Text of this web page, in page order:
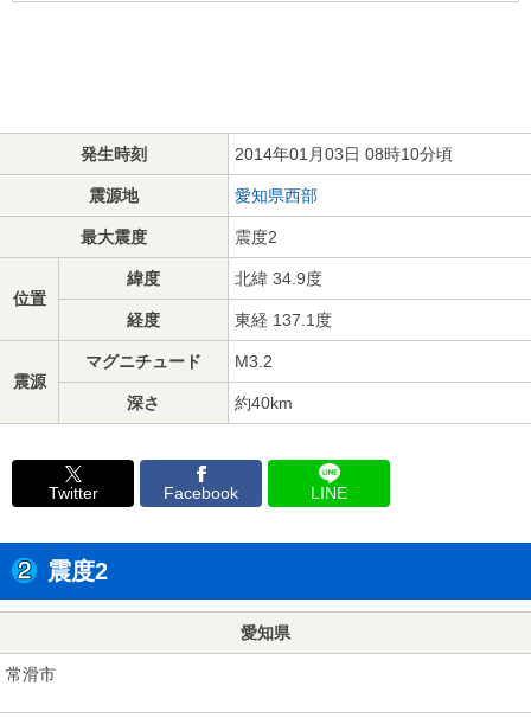
発生時刻 2014年01月03日 08時10分頃
震源地 愛知県西部
最大震度 震度2
位置
緯度 北緯 34.9度
経度 東経 137.1度
震源
マグニチュード M3.2
深さ 約40km
Twitter Facebook LINE
震度2
愛知県
常滑市